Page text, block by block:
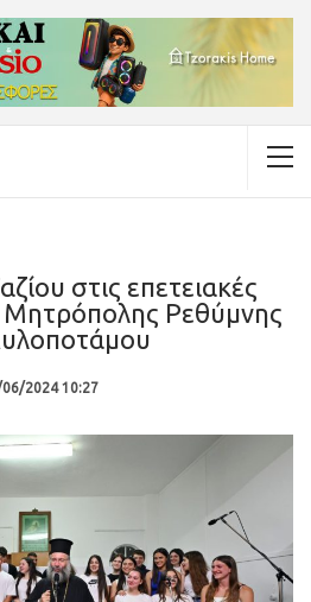
στις επετειακές
Μητρόπολης Ρεθύμνης
2024 10:27